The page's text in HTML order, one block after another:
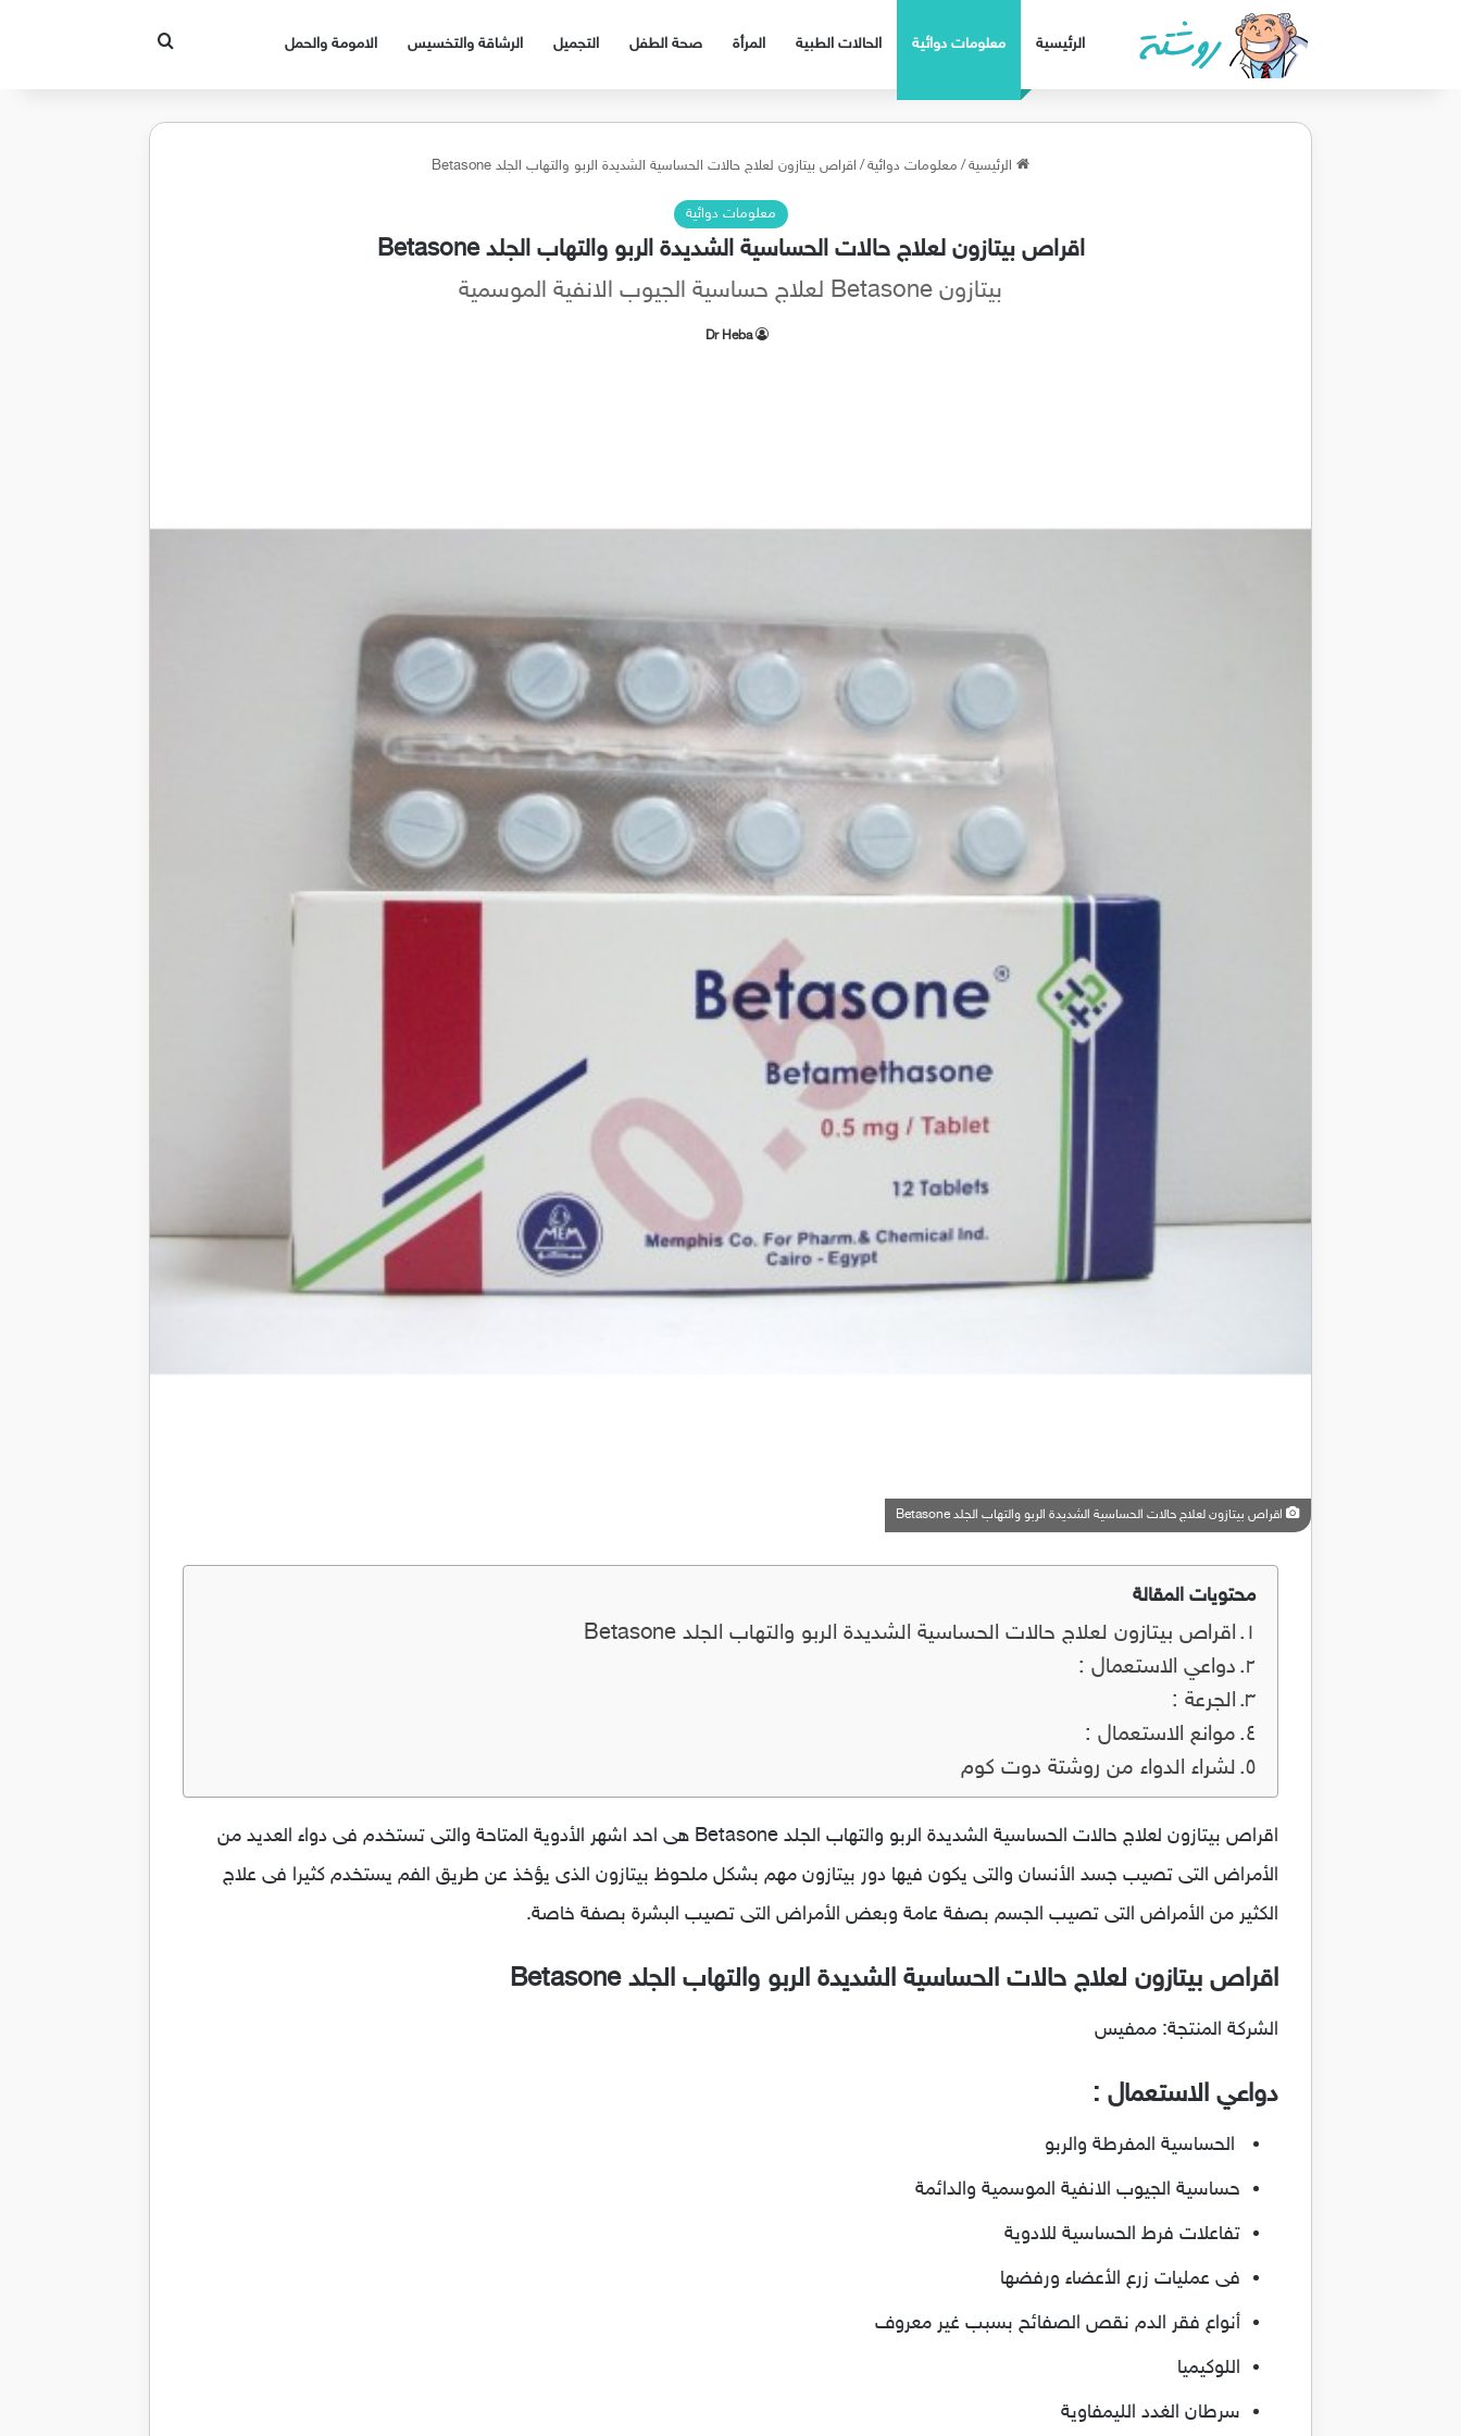
الرئيسية معلومات دوائية الحالات الطبية المرأة صحة الطفل التجميل الرشاقة والتخسيس الامومة والحمل
الرئيسية/ معلومات دوائية/ اقراص بيتازون لعلاج حالات الحساسية الشديدة الربو والتهاب الجلد Betasone
معلومات دوائية
اقراص بيتازون لعلاج حالات الحساسية الشديدة الربو والتهاب الجلد Betasone
بيتازون Betasone لعلاج حساسية الجيوب الانفية الموسمية
Dr Heba
اقراص بيتازون لعلاج حالات الحساسية الشديدة الربو والتهاب الجلد Betasone
محتويات المقالة
اقراص بيتازون لعلاج حالات الحساسية الشديدة الربو والتهاب الجلد Betasone
دواعي الاستعمال :
الجرعة :
موانع الاستعمال :
لشراء الدواء من روشتة دوت كوم
اقراص بيتازون لعلاج حالات الحساسية الشديدة الربو والتهاب الجلد Betasone هى احد اشهر الأدوية المتاحة والتى تستخدم فى دواء العديد من
الأمراض التى تصيب جسد الأنسان والتى يكون فيها دور بيتازون مهم بشكل ملحوظ بيتازون الذى يؤخذ عن طريق الفم يستخدم كثيرا فى علاج
الكثير من الأمراض التى تصيب الجسم بصفة عامة وبعض الأمراض التى تصيب البشرة بصفة خاصة.
اقراص بيتازون لعلاج حالات الحساسية الشديدة الربو والتهاب الجلد Betasone
الشركة المنتجة: ممفيس
دواعي الاستعمال :
الحساسية المفرطة والربو
حساسية الجيوب الانفية الموسمية والدائمة
تفاعلات فرط الحساسية للادوية
فى عمليات زرع الأعضاء ورفضها
أنواع فقر الدم نقص الصفائح بسبب غير معروف
اللوكيميا
سرطان الغدد الليمفاوية